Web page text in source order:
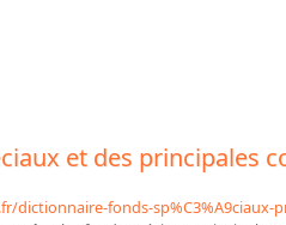
et des principales
fonds-sp%C3%A9ciaux-